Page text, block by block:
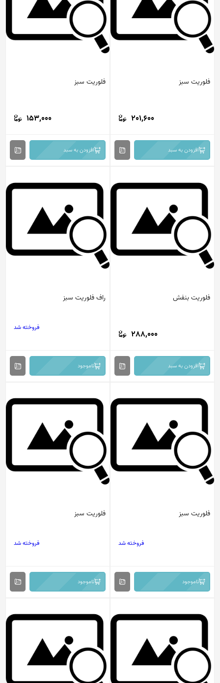
فلوریت سبز
201,600
افزودن به سبد
فلوریت سبز
153,000
افزودن به سبد
فلوریت بنفش
288,000
افزودن به سبد
راف فلوریت سبز
فروخته شد
ناموجود
فلوریت سبز
فروخته شد
ناموجود
فلوریت سبز
فروخته شد
ناموجود